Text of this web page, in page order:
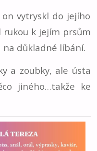
vytryskl do jejího
k jejím prsům
na důkladné líbání.
a zoubky, ale ústa
jiného…takže ke